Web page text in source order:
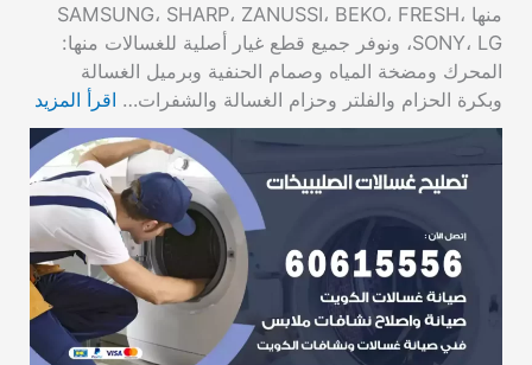
منها SAMSUNG، SHARP، ZANUSSI، BEKO، FRESH،
SONY، LG، ونوفر جميع قطع غيار أصلية للغسالات منها:
المحرك ومضخة المياه وصمام الحنفية وبرميل الغسالة
وبكرة الحزام والفلتر وحزام الغسالة والشفرات… اقرأ المزيد